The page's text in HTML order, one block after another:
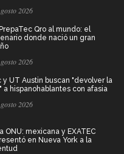
2026
Qro al mundo: el
donde nació un gran
2026
y UT Austin buscan "devolver la
a hispanohablantes con afasia
2026
ONU: mexicana y EXATEC
en Nueva York a la